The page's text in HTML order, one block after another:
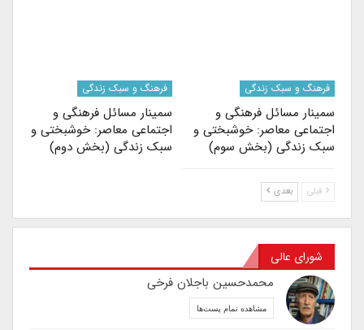
فرهنگ و سبک زندگی
سمینار مسائل فرهنگی و
اجتماعی معاصر: خوشبختی و
سبک زندگی (بخش سوم)
فرهنگ و سبک زندگی
سمینار مسائل فرهنگی و
اجتماعی معاصر: خوشبختی و
سبک زندگی (بخش دوم)
قبلی بعدی
شورای عالی
محمدحسین باجلان فرخی
مشاهده تمام پست‌ها